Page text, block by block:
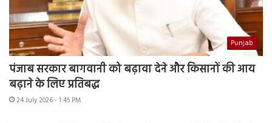
Punjab
पंजाब सरकार बागवानी को बढ़ावा देने और किसानों की आय
बढ़ाने के लिए प्रतिबद्ध
24 July 2026 - 1:45 PM